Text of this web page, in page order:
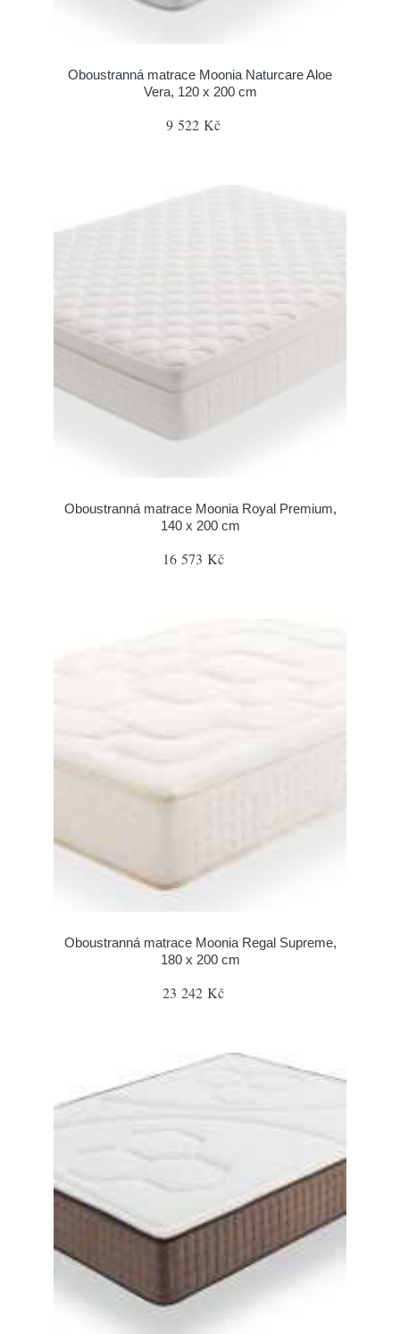
Oboustranná matrace Moonia Naturcare Aloe
Vera, 120 x 200 cm
9 522 Kč
Oboustranná matrace Moonia Royal Premium,
140 x 200 cm
16 573 Kč
Oboustranná matrace Moonia Regal Supreme,
180 x 200 cm
23 242 Kč